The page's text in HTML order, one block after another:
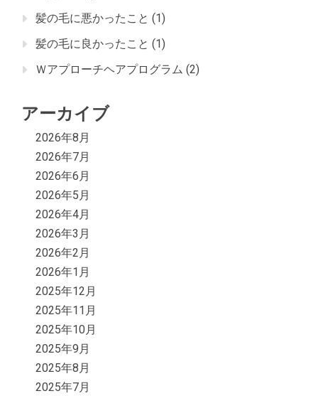
髪の毛に悪かったこと (1)
髪の毛に良かったこと (1)
Ｗアプローチヘアプログラム (2)
アーカイブ
2026年8月
2026年7月
2026年6月
2026年5月
2026年4月
2026年3月
2026年2月
2026年1月
2025年12月
2025年11月
2025年10月
2025年9月
2025年8月
2025年7月